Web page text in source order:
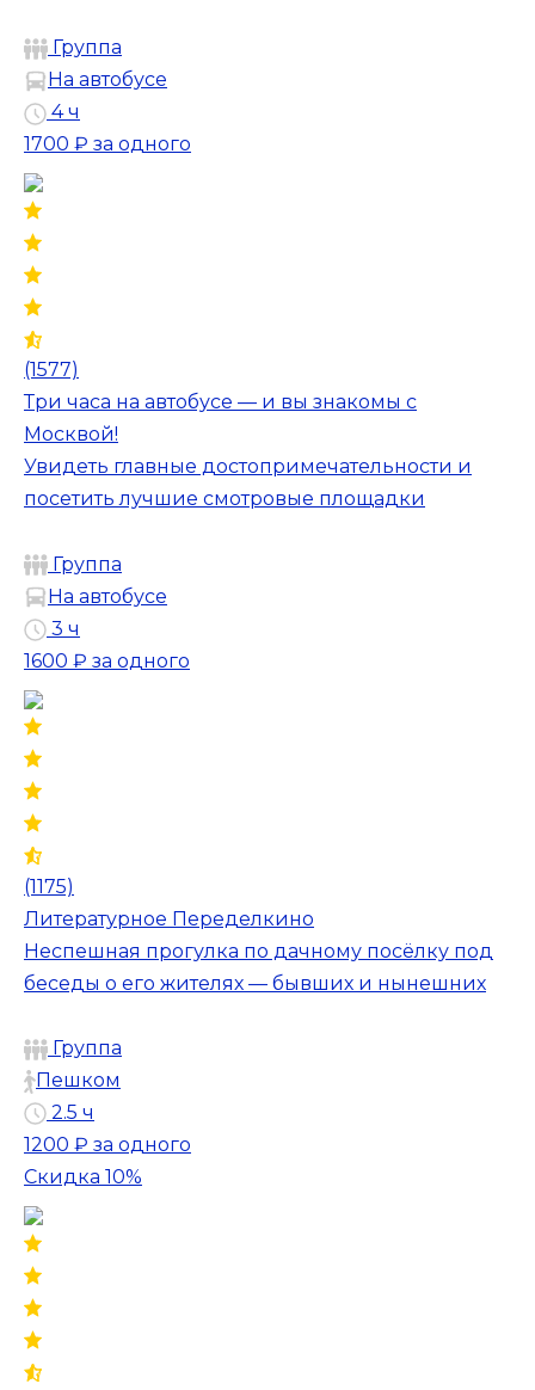
Группа
На автобусе
4 ч
1700 ₽ за одного
(1577)
Три часа на автобусе — и вы знакомы с
Москвой!
Увидеть главные достопримечательности и
посетить лучшие смотровые площадки
Группа
На автобусе
3 ч
1600 ₽ за одного
(1175)
Литературное Переделкино
Неспешная прогулка по дачному посёлку под
беседы о его жителях — бывших и нынешних
Группа
Пешком
2.5 ч
1200 ₽ за одного
Скидка 10%